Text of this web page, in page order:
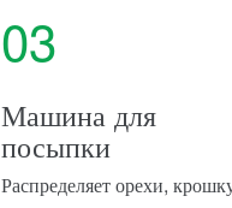
03
Машина для
посыпки
Распределяет орехи,